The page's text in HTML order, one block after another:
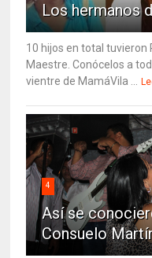
Los hermanos
10 hijos en total tuvieron
Maestre. Conócelos a
vientre de MamáVila ...
4
Así se
Consuelo